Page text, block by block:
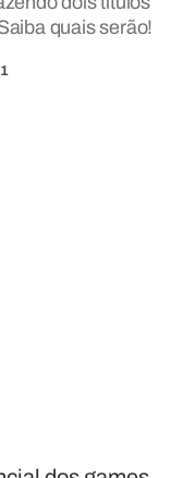
quais serão!